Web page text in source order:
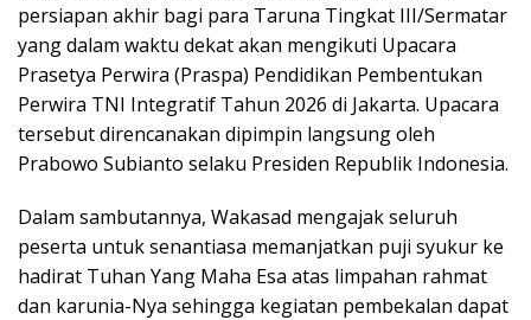
persiapan akhir bagi para Taruna Tingkat III/Sermatar
yang dalam waktu dekat akan mengikuti Upacara
Prasetya Perwira (Praspa) Pendidikan Pembentukan
Perwira TNI Integratif Tahun 2026 di Jakarta. Upacara
tersebut direncanakan dipimpin langsung oleh
Prabowo Subianto selaku Presiden Republik Indonesia.
Dalam sambutannya, Wakasad mengajak seluruh
peserta untuk senantiasa memanjatkan puji syukur ke
hadirat Tuhan Yang Maha Esa atas limpahan rahmat
dan karunia-Nya sehingga kegiatan pembekalan dapat